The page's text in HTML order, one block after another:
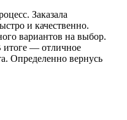
Заказала
и качественно.
вариантов на выбор.
итоге — отличное
Определенно вернусь